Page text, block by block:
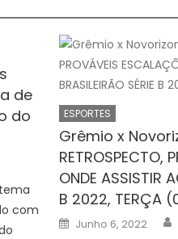
de
do
com
ESPORTES
Grêmio x
RETROSPECTO,
ONDE ASSISTIR
B 2022, TERÇA
Posted
on
Junho 6, 2022